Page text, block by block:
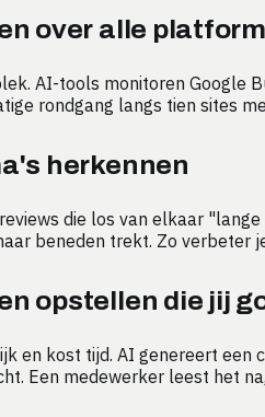
over alle
AI-tools monitoren Google
rondgang langs tien sites
herkennen
die los van elkaar
beneden trekt. Zo
opstellen die jij
en kost tijd. AI genereert
Een medewerker leest het